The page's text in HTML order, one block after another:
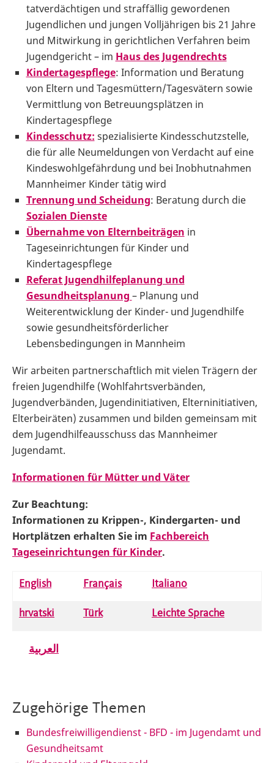
tatverdächtigen und straffällig gewordenen
Jugendlichen und jungen Volljährigen bis 21 Jahre
und Mitwirkung in gerichtlichen Verfahren beim
Jugendgericht – im Haus des Jugendrechts
Kindertagespflege: Information und Beratung
von Eltern und Tagesmüttern/Tagesvätern sowie
Vermittlung von Betreuungsplätzen in
Kindertagespflege
Kindesschutz: spezialisierte Kindesschutzstelle,
die für alle Neumeldungen von Verdacht auf eine
Kindeswohlgefährdung und bei Inobhutnahmen
Mannheimer Kinder tätig wird
Trennung und Scheidung: Beratung durch die
Sozialen Dienste
Übernahme von Elternbeiträgen in
Tageseinrichtungen für Kinder und
Kindertagespflege
Referat Jugendhilfeplanung und
Gesundheitsplanung – Planung und
Weiterentwicklung der Kinder- und Jugendhilfe
sowie gesundheitsförderlicher
Lebensbedingungen in Mannheim
Wir arbeiten partnerschaftlich mit vielen Trägern der
freien Jugendhilfe (Wohlfahrtsverbänden,
Jugendverbänden, Jugendinitiativen, Elterninitiativen,
Elterbeiräten) zusammen und bilden gemeinsam mit
dem Jugendhilfeausschuss das Mannheimer
Jugendamt.
Informationen für Mütter und Väter
Zur Beachtung:
Informationen zu Krippen-, Kindergarten- und
Hortplätzen erhalten Sie im Fachbereich
Tageseinrichtungen für Kinder.
English Français Italiano
hrvatski Türk Leichte Sprache
العربية
Zugehörige Themen
Bundesfreiwilligendienst - BFD - im Jugendamt und
Gesundheitsamt